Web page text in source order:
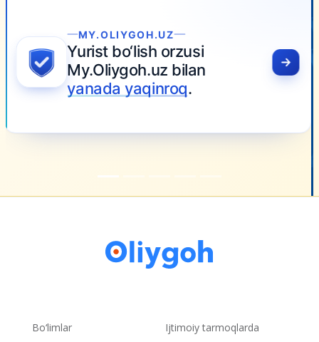
Bo‘limlar Ijtimoiy tarmoqlarda